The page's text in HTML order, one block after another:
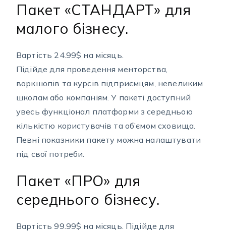
Пакет «CТАНДАРТ» для
малого бізнесу.
Вартість 24.99$ на місяць.
Підійде для проведення менторства,
воркшопів та курсів підприємцям, невеликим
школам або компаніям. У пакеті доступний
увесь функціонал платформи з середньою
кількістю користувачів та об’ємом сховища.
Певні показники пакету можна налаштувати
під свої потреби.
Пакет «ПРО» для
середнього бізнесу.
Вартість 99.99$ на місяць. Підійде для